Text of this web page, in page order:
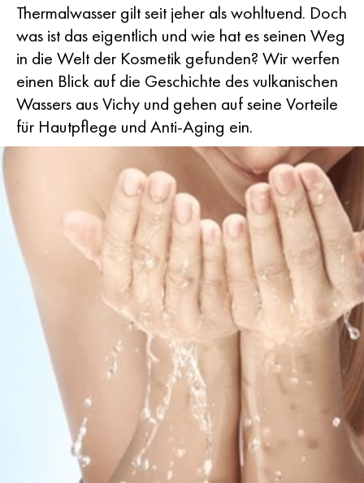
Thermalwasser gilt seit jeher als wohltuend. Doch
was ist das eigentlich und wie hat es seinen Weg
in die Welt der Kosmetik gefunden? Wir werfen
einen Blick auf die Geschichte des vulkanischen
Wassers aus Vichy und gehen auf seine Vorteile
für Hautpflege und Anti-Aging ein.